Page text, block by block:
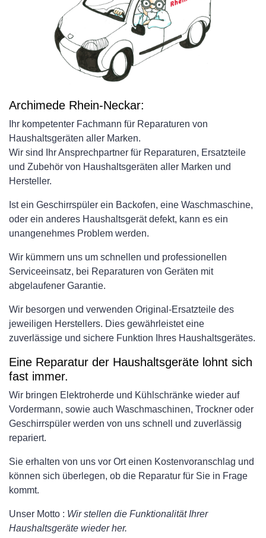
Archimede Rhein-Neckar:
Ihr kompetenter Fachmann für Reparaturen von
Haushaltsgeräten aller Marken.
Wir sind Ihr Ansprechpartner für Reparaturen, Ersatzteile
und Zubehör von Haushaltsgeräten aller Marken und
Hersteller.
Ist ein Geschirrspüler ein Backofen, eine Waschmaschine,
oder ein anderes Haushaltsgerät defekt, kann es ein
unangenehmes Problem werden.
Wir kümmern uns um schnellen und professionellen
Serviceeinsatz, bei Reparaturen von Geräten mit
abgelaufener Garantie.
Wir besorgen und verwenden Original-Ersatzteile des
jeweiligen Herstellers. Dies gewährleistet eine
zuverlässige und sichere Funktion Ihres Haushaltsgerätes.
Eine Reparatur der Haushaltsgeräte lohnt sich
fast immer.
Wir bringen Elektroherde und Kühlschränke wieder auf
Vordermann, sowie auch Waschmaschinen, Trockner oder
Geschirrspüler werden von uns schnell und zuverlässig
repariert.
Sie erhalten von uns vor Ort einen Kostenvoranschlag und
können sich überlegen, ob die Reparatur für Sie in Frage
kommt.
Unser Motto : Wir stellen die Funktionalität Ihrer
Haushaltsgeräte wieder her.